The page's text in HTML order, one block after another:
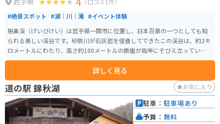
（口コミ1件）
#絶景スポット #湖｜川｜滝 #イベント体験
猊鼻渓（げいびけい）は岩手県一関市に位置し、日本百景の一つとしても知
られる美しい渓谷です。砂鉄川が石灰岩を侵食してできたこの渓谷は、約2キ
ロメートルにわたり、高さ約100メートルの断崖が両岸にそびえ立っていま
す。猊鼻渓の名物として、船頭が棹一本で操る舟下りがあり、春の桜、夏の新
緑、秋の紅葉など、四季折々の自然美を楽しむことができます。 猊鼻渓は国
の名勝にも指定されており、舟下りでは、船頭が唄う「げいびうた」を聞き
ながら、静かな流れの中を進むことができ、渓谷の美しさを間近で感じるこ
とができます。平泉から車で約30分の距離にあり、岩手県の南部に位置する
この地域を楽しむことができます。舟下り体験は1800円で約90分になりま
す。後半は船頭さんがげいび追分という曲を歌ってくれます。
詳しく見る
道の駅 錦秋湖 お気に入り
駐車： 駐車場あり
予算： 無料